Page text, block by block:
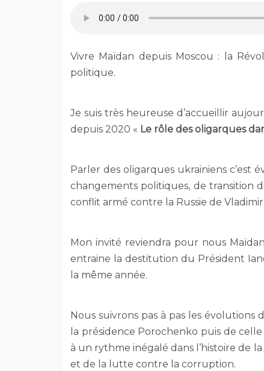
Vivre Maïdan depuis Moscou : la
politique.
Je suis très heureuse d’accueillir
depuis 2020 « Le rôle des oligarques
Parler des oligarques ukrainiens c’est
changements politiques, de
conflit armé contre la Russie de
Mon invité reviendra pour nous
entraine la destitution du Président
la même année.
Nous suivrons pas à pas les
la présidence Porochenko puis de
à un rythme inégalé dans l’histoire de
et de la lutte contre la corruption.